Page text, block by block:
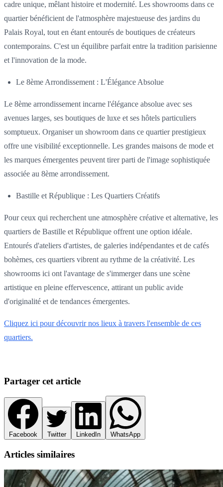
cadre unique, mêlant histoire et modernité. Les showrooms dans ce
quartier bénéficient de l'atmosphère majestueuse des jardins du
Palais Royal, tout en étant entourés de boutiques de créateurs
contemporains. C'est un équilibre parfait entre la tradition parisienne
et l'innovation de la mode.
Le 8ème Arrondissement : L'Élégance Absolue
Le 8ème arrondissement incarne l'élégance absolue avec ses
avenues larges, ses boutiques de luxe et ses hôtels particuliers
somptueux. Organiser un showroom dans ce quartier prestigieux
offre une visibilité exceptionnelle. Les grandes maisons de mode et
les marques émergentes peuvent tirer parti de l'image sophistiquée
associée au 8ème arrondissement.
Bastille et République : Les Quartiers Créatifs
Pour ceux qui recherchent une atmosphère créative et alternative, les
quartiers de Bastille et République offrent une option idéale.
Entourés d'ateliers d'artistes, de galeries indépendantes et de cafés
bohèmes, ces quartiers vibrent au rythme de la créativité. Les
showrooms ici ont l'avantage de s'immerger dans une scène
artistique en pleine effervescence, attirant un public avide
d'originalité et de tendances émergentes.
Cliquez ici pour découvrir nos lieux à travers l'ensemble de ces
quartiers.
Partager cet article
Facebook Twitter LinkedIn WhatsApp
Articles similaires